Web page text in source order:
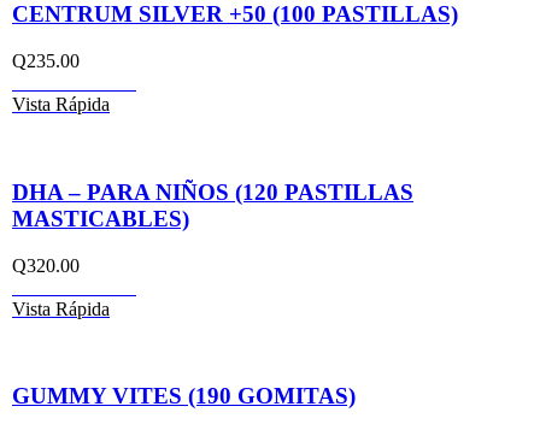
CENTRUM SILVER +50 (100 PASTILLAS)
Q235.00
Vista Rápida
DHA – PARA NIÑOS (120 PASTILLAS
MASTICABLES)
Q320.00
Vista Rápida
GUMMY VITES (190 GOMITAS)